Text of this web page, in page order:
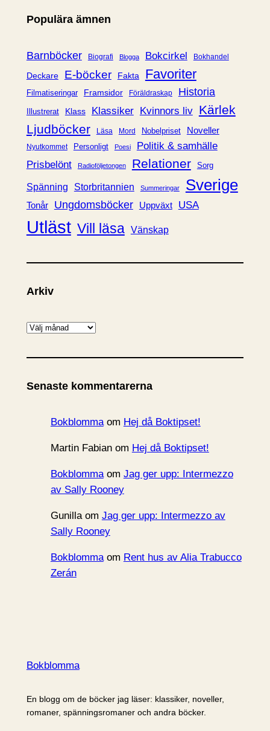
g
r
i
Populära ämnen
Barnböcker Biografi Blogga Bokcirkel Bokhandel
Deckare E-böcker Fakta Favoriter
Filmatiseringar Framsidor Föräldraskap Historia
Illustrerat Klass Klassiker Kvinnors liv Kärlek
Ljudböcker
Läsa Mord Nobelpriset Noveller
Nyutkommet Personligt Poesi
Politik & samhälle
Prisbelönt
Radioföljetongen Relationer Sorg
Spänning Storbritannien Summeringar Sverige
Tonår Ungdomsböcker Uppväxt USA
Utläst Vill läsa Vänskap
Arkiv
A
k
v
Senaste kommentarerna
Bokblommaom Hej då Boktipset!
Martin Fabianom Hej då Boktipset!
Bokblommaom Jag ger upp: Intermezzo
av Sally Rooney
Gunillaom Jag ger upp: Intermezzo av
Sally Rooney
Bokblommaom Rent hus av Alia Trabucco
Zerán
Bokblomma
En blogg om de böcker jag läser: klassiker, noveller,
romaner, spänningsromaner och andra böcker.